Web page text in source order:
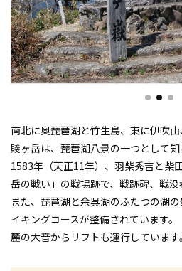
南北に奥琵琶湖と竹生島、東に伊吹
賤ヶ岳は、琵琶湖八景の一つとして知
1583年（天正11年）、羽柴秀吉と柴
岳の戦い」の戦場跡で、戦跡碑、戦没
また、琵琶湖と余呉湖のふたつの湖
イキングコースが整備されています。
麓の大音からリフトも運行しています